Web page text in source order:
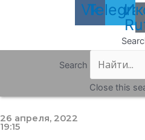
Vk
Search
Close this
26 апреля, 2022
19:15